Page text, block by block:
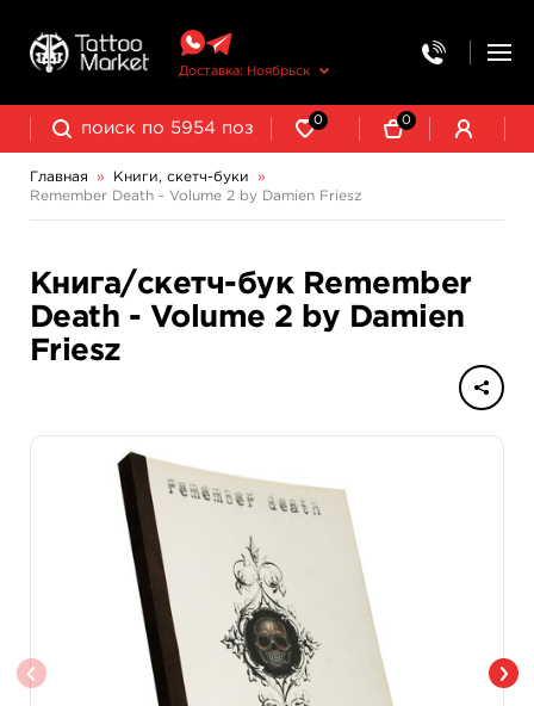
Доставка: Ноябрьск
0 0
Главная » Книги, скетч-буки
»
Remember Death - Volume 2 by Damien Friesz
Книга/скетч-бук Remember
Death - Volume 2 by Damien
Friesz